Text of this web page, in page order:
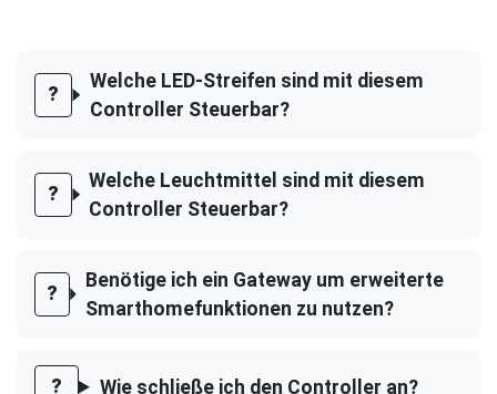
Welche LED-Streifen sind mit diesem
Controller Steuerbar?
Welche Leuchtmittel sind mit diesem
Controller Steuerbar?
Benötige ich ein Gateway um erweiterte
Smarthomefunktionen zu nutzen?
Wie schließe ich den Controller an?